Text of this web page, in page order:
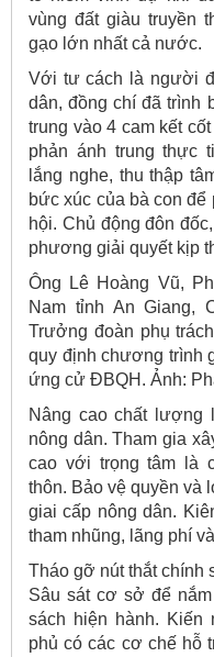
vùng đất giàu truyền
gạo lớn nhất cả nước.
Với tư cách là người
dân, đồng chí đã trình
trung vào 4 cam kết
phản ánh trung thực
lắng nghe, thu thập
bức xúc của bà con
hội. Chủ động đôn
phương giải quyết kịp
Ông Lê Hoàng Vũ,
Nam tỉnh An Giang,
Trưởng đoàn phụ
quy định chương trình
ứng cử ĐBQH. Ảnh:
Nâng cao chất lượng
nông dân. Tham gia
cao với trọng tâm là
thôn. Bảo vệ quyền và
giai cấp nông dân.
tham nhũng, lãng phí
Tháo gỡ nút thắt chính
Sâu sát cơ sở để
sách hiện hành. Kiến
phủ có các cơ chế hỗ